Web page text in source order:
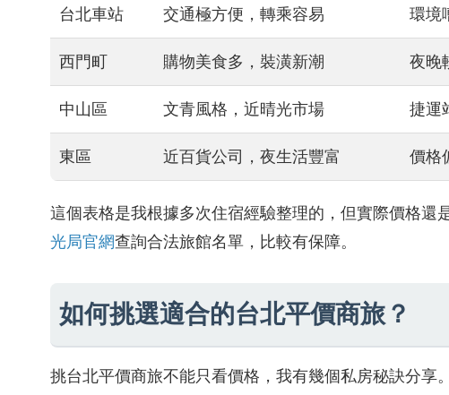
台北車站 交通極方便，轉乘容易 環境
西門町 購物美食多，裝潢新潮 夜晚
中山區 文青風格，近晴光市場 捷運
東區 近百貨公司，夜生活豐富 價格
這個表格是我根據多次住宿經驗整理的，但實際價格還
光局官網查詢合法旅館名單，比較有保障。
如何挑選適合的台北平價商旅？
挑台北平價商旅不能只看價格，我有幾個私房秘訣分